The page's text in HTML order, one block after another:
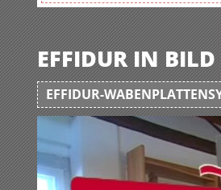
EFFIDUR IN
EFFIDUR-